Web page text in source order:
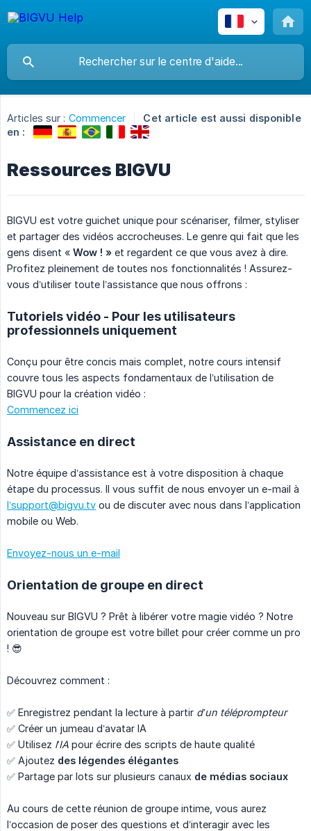
Articles sur : Commencer
Cet article est aussi disponible
en :
Ressources BIGVU
BIGVU est votre guichet unique pour scénariser, filmer, styliser
et partager des vidéos accrocheuses. Le genre qui fait que les
gens disent « Wow ! » et regardent ce que vous avez à dire.
Profitez pleinement de toutes nos fonctionnalités ! Assurez-
vous d’utiliser toute l’assistance que nous offrons :
Tutoriels vidéo - Pour les utilisateurs
professionnels uniquement
Conçu pour être concis mais complet, notre cours intensif
couvre tous les aspects fondamentaux de l’utilisation de
BIGVU pour la création vidéo :
Commencez ici
Assistance en direct
Notre équipe d’assistance est à votre disposition à chaque
étape du processus. Il vous suffit de nous envoyer un e-mail à
l’support@bigvu.tv ou de discuter avec nous dans l’application
mobile ou Web.
Envoyez-nous un e-mail
Orientation de groupe en direct
Nouveau sur BIGVU ? Prêt à libérer votre magie vidéo ? Notre
orientation de groupe est votre billet pour créer comme un pro
! 😎
Découvrez comment :
✅ Enregistrez pendant la lecture à partir d’un téléprompteur
✅ Créer un jumeau d’avatar IA
✅ Utilisez l’IA pour écrire des scripts de haute qualité
✅ Ajoutez des légendes élégantes
✅ Partage par lots sur plusieurs canaux de médias sociaux
Au cours de cette réunion de groupe intime, vous aurez
l’occasion de poser des questions et d’interagir avec les